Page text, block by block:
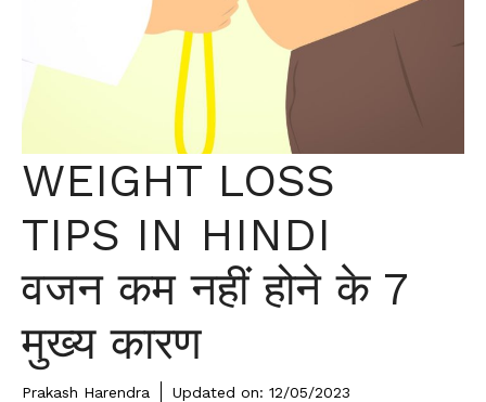
WEIGHT LOSS
TIPS IN HINDI
वजन कम नहीं होने के 7
मुख्य कारण
Prakash Harendra Updated on: 12/05/2023